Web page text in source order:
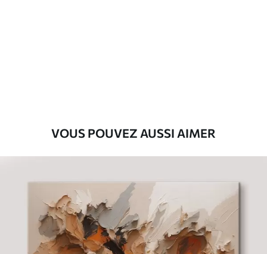
VOUS POUVEZ AUSSI AIMER